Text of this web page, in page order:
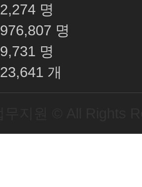
2,274 명
976,807 명
9,731 명
23,641 개